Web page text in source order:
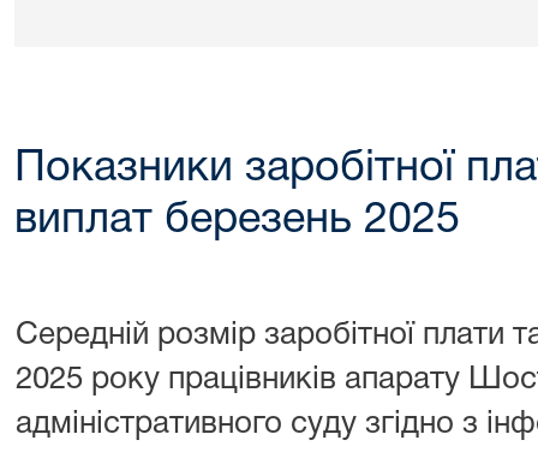
Показники заробітної
виплат березень 2025
Середній розмір заробітної
2025 року працівників апарату
адміністративного суду згідно з